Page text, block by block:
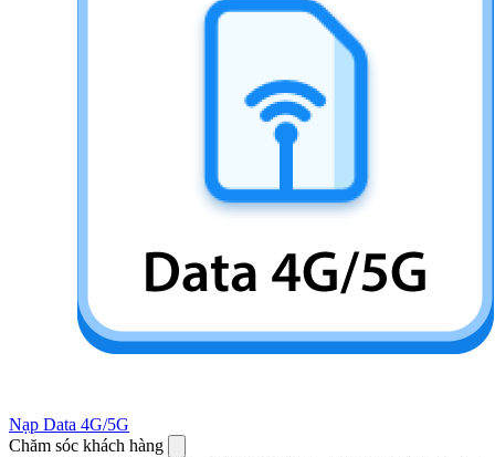
Nạp Data 4G/5G
Chăm sóc khách hàng